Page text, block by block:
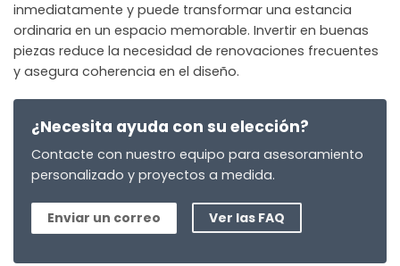
inmediatamente y puede transformar una estancia
ordinaria en un espacio memorable. Invertir en buenas
piezas reduce la necesidad de renovaciones frecuentes
y asegura coherencia en el diseño.
¿Necesita ayuda con su elección?
Contacte con nuestro equipo para asesoramiento
personalizado y proyectos a medida.
Enviar un correo Ver las FAQ